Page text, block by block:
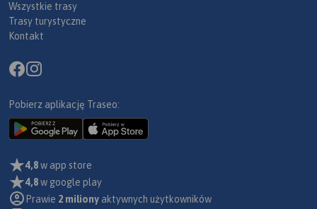
Wszystkie trasy
Trasy turystyczne
Kontakt
Pobierz aplikację Traseo:
4,8w app store
4,8w google play
Prawie 2 miliony aktywnych użytkowników